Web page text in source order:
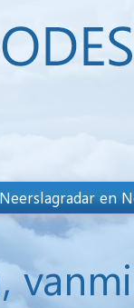
Neerslagradar en